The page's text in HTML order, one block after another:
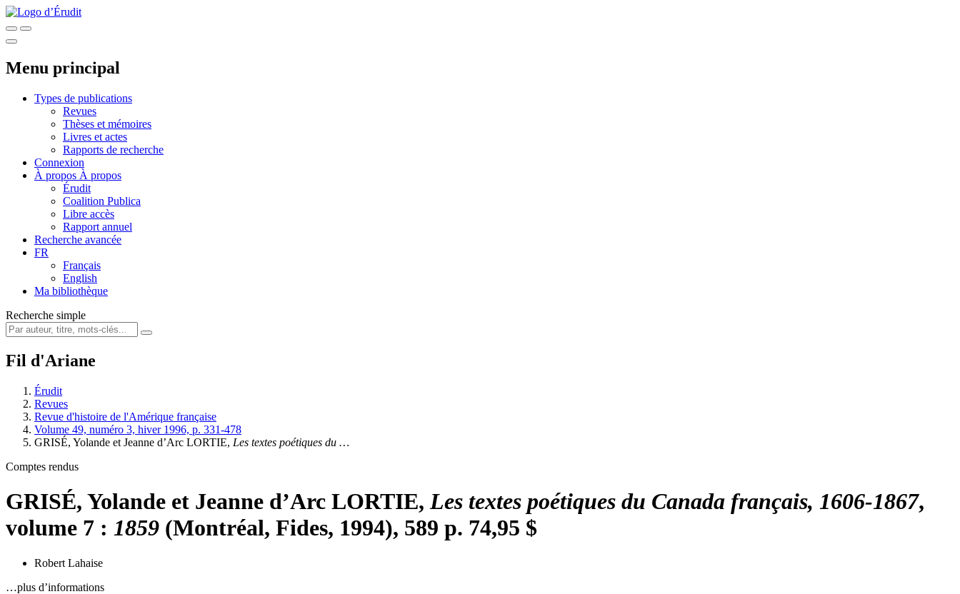
Menu principal
Types de publications
Revues
Thèses et mémoires
Livres et actes
Rapports de recherche
Connexion
À propos À propos
Érudit
Coalition Publica
Libre accès
Rapport annuel
Recherche avancée
FR
Français
English
Ma bibliothèque
Recherche simple
Fil d'Ariane
Érudit
Revues
Revue d'histoire de l'Amérique française
Volume 49, numéro 3, hiver 1996, p. 331-478
GRISÉ, Yolande et Jeanne d’Arc LORTIE, Les textes poétiques du …
Comptes rendus
GRISÉ, Yolande et Jeanne d’Arc LORTIE, Les textes poétiques du Canada français, 1606-1867,
volume 7 : 1859 (Montréal, Fides, 1994), 589 p. 74,95 $
Robert Lahaise
…plus d’informations